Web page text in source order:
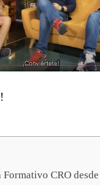
Formativo CRO